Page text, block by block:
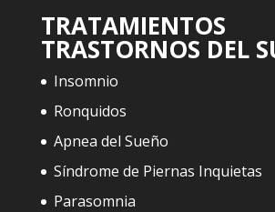
TRATAMIENTOS
TRASTORNOS DEL
Insomnio
Ronquidos
Apnea del Sueño
Síndrome de Piernas Inquietas
Parasomnia